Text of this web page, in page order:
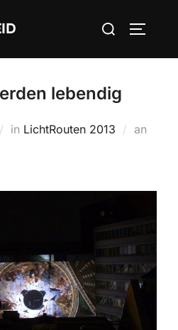
Suchen
lebendig
in LichtRouten 2013 an